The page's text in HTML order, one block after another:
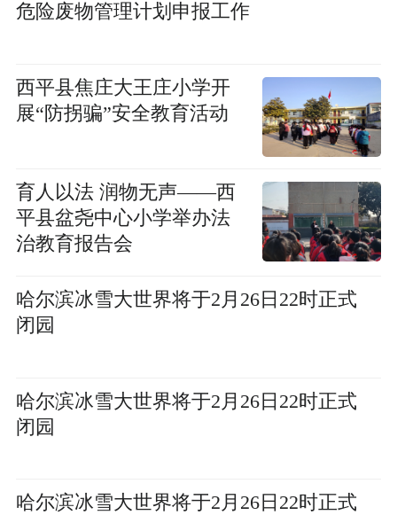
危险废物管理计划申报工作
​西平县焦庄大王庄小学开
展“防拐骗”安全教育活动
​育人以法 润物无声——西
平县盆尧中心小学举办法
治教育报告会
哈尔滨冰雪大世界将于2月26日22时正式
闭园
哈尔滨冰雪大世界将于2月26日22时正式
闭园
哈尔滨冰雪大世界将于2月26日22时正式